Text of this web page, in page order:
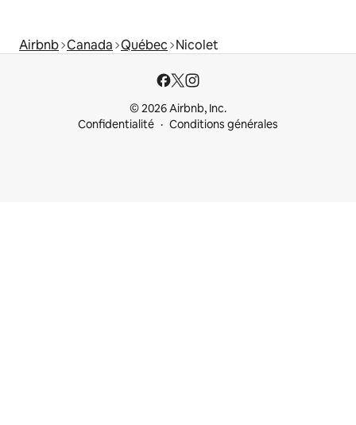
Airbnb Canada Québec Nicolet
© 2026 Airbnb, Inc.
Confidentialité
Conditions générales